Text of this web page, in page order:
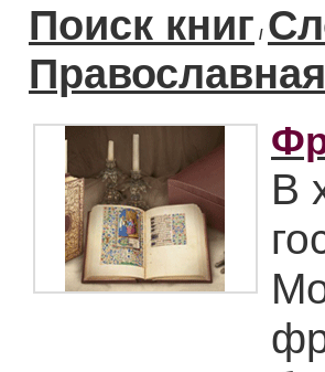
Поиск книг /
В